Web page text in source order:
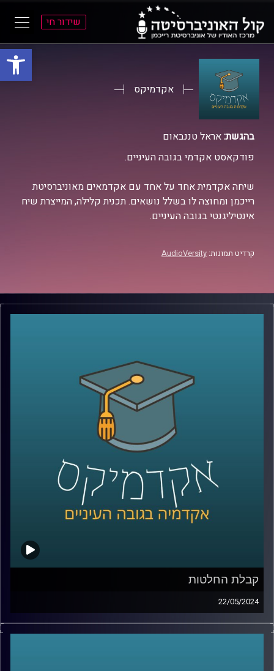
פתח
שידור חי
אקדמיקס
בהגשת:אראל טננבאום
פודקאסט אקדמי בגובה העיניים.
שיחה אקדמית אחד על אחד עם אקדמאים מאוניברסיטת
רייכמן ומחוצה לו בשלל נושאים. תכנית קלילה, המייצרת שיח
אינטיליגנטי בגובה העיניים.
קרדיט תמונות: AudioVersity
קבלת החלטות
22/05/2024
לאחר ה- 7 באוקטובר, התעוררו שאלות רבות לגבי רציונליות
ההחלטות של יחיא סינוואר, מנהיג חמאס בעזה.